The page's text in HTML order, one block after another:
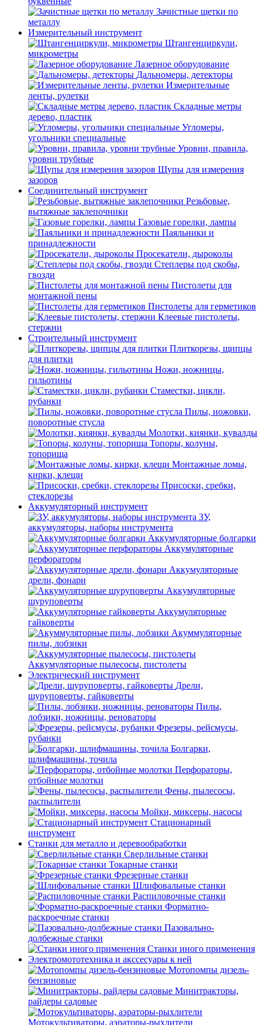
Зачистные щетки по
металлу
Измерительный инструмент
Штангенциркули,
микрометры
Лазерное оборудование
Дальномеры, детекторы
Измерительные
ленты, рулетки
Складные метры
дерево, пластик
Угломеры,
угольники специальные
Уровни, правила,
уровни трубные
Щупы для измерения
зазоров
Соединительный инструмент
Резьбовые,
вытяжные заклепочники
Газовые горелки, лампы
Паяльники и
принадлежности
Просекатели, дыроколы
Степлеры под скобы,
гвозди
Пистолеты для
монтажной пены
Пистолеты для герметиков
Клеевые пистолеты,
стержни
Строительный инструмент
Плиткорезы, щипцы
для плитки
Ножи, ножницы,
гильотины
Стаместки, цикли,
рубанки
Пилы, ножовки,
поворотные стусла
Молотки, киянки, кувалды
Топоры, колуны,
топорища
Монтажные ломы,
кирки, клещи
Присоски, сребки,
стеклорезы
Аккумуляторный инструмент
ЗУ,
аккумуляторы, наборы инструмента
Аккумуляторные болгарки
Аккумуляторные
перфораторы
Аккумуляторные
дрели, фонари
Аккумуляторные
шуруповерты
Аккумуляторные
гайковерты
Акуммуляторные
пилы, лобзики
Аккумуляторные пылесосы, пистолеты
Электрический инструмент
Дрели,
шуруповерты, гайковерты
Пилы,
лобзики, ножницы, реноваторы
Фрезеры, рейсмусы,
рубанки
Болгарки,
шлифмашины, точила
Перфораторы,
отбойные молотки
Фены, пылесосы,
распылители
Мойки, миксеры, насосы
Стационарный
инструмент
Станки для металло и деревообработки
Сверлильные станки
Токарные станки
Фрезерные станки
Шлифовальные станки
Распиловочные станки
Форматно-
раскроечные станки
Пазовально-
долбежные станки
Станки иного применения
Электромототехника и акссесуары к ней
Мотопомпы дизель-
бензиновые
Минитракторы,
райдеры садовые
Мотокультиваторы, аэраторы-рыхлители